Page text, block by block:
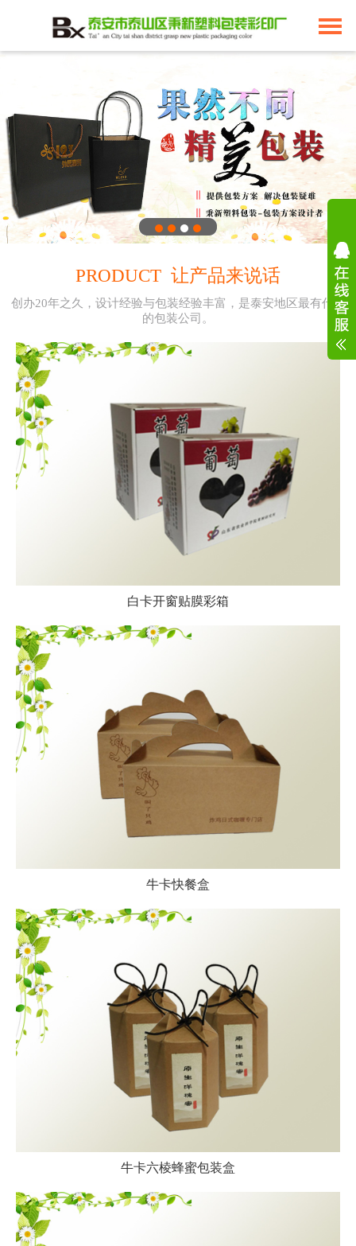
PRODUCT 让产品来说话
创办20年之久，设计经验与包装经验丰富，是泰安地区最有代表
的包装公司。
白卡开窗贴膜彩箱
牛卡快餐盒
牛卡六棱蜂蜜包装盒